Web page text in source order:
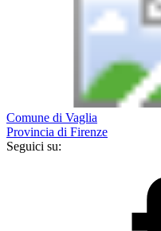
Comune di Vaglia
Provincia di Firenze
Seguici su: